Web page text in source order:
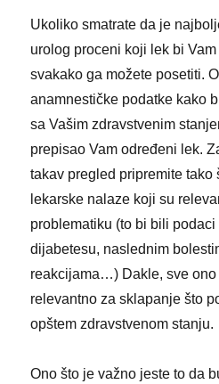
Ukoliko smatrate da je
urolog proceni koji lek bi
svakako ga možete posetiti.
anamnestičke podatke kako
sa Vašim zdravstvenim
prepisao Vam određeni lek.
takav pregled pripremite tako
lekarske nalaze koji su
problematiku (to bi bili
dijabetesu, naslednim
reakcijama…) Dakle, sve
relevantno za sklapanje što
opštem zdravstvenom stanju.
Ono što je važno jeste to da